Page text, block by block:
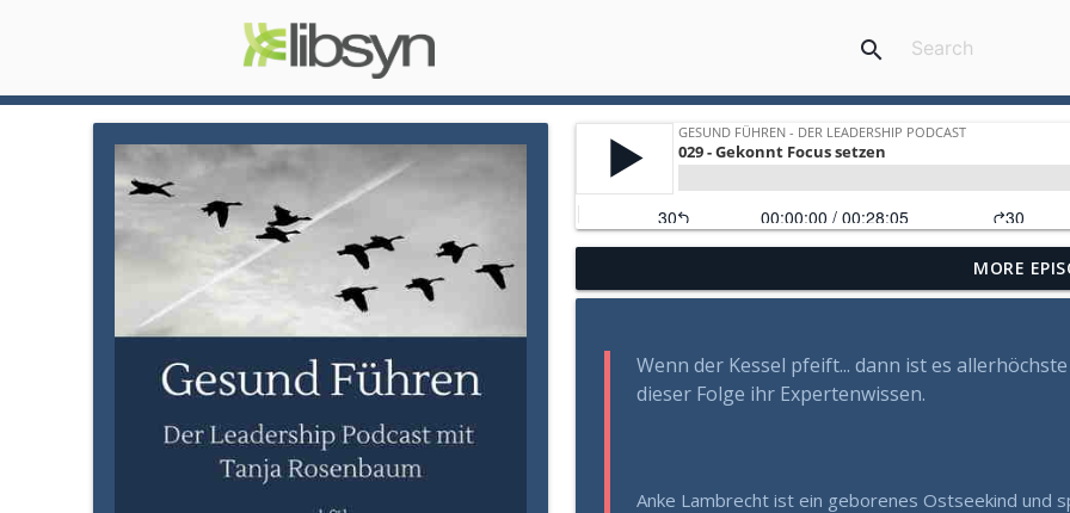
search
Gesund Führen: Die verborgene Gefahr der
Gesund Führen - der Leadership Podcast
Mehr als Fleiß und Disziplin: Wie Sie aus einem
Gesund Führen - der Leadership Podcast
Gesund Führen - der Leadership Podcast
MORE
Wenn der Kessel pfeift... dann ist es
dieser Folge ihr Expertenwissen.
Anke Lambrecht ist ein geborenes Ostseekind und